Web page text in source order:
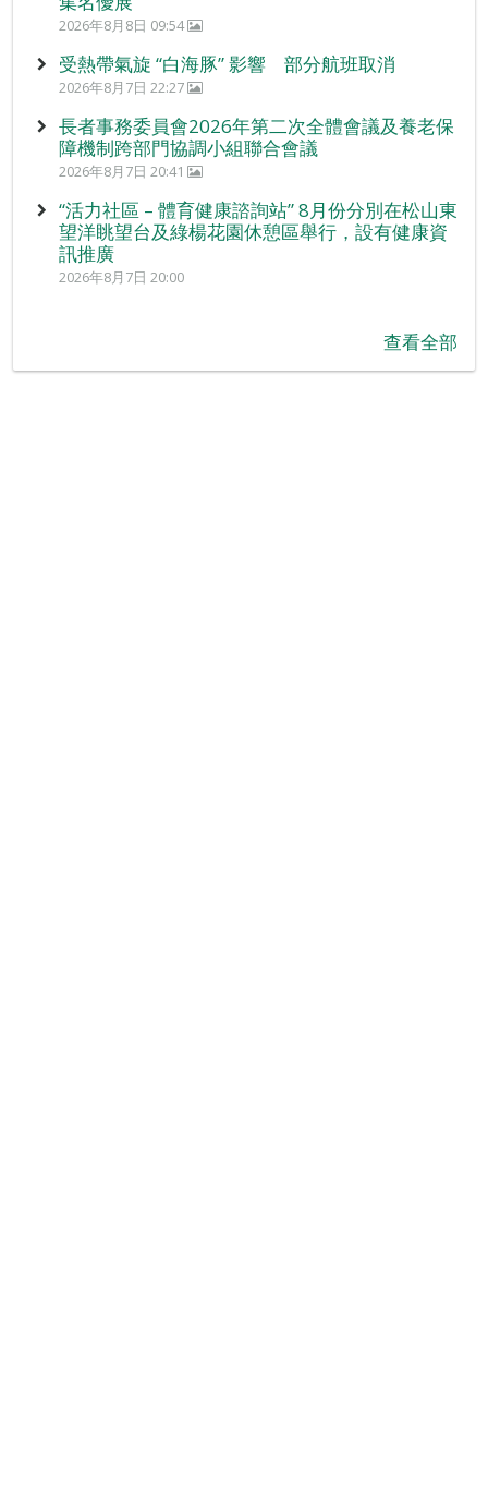
2026年8月8日 09:54
受熱帶氣旋 “白海豚” 影響 部分航班取消
2026年8月7日 22:27
長者事務委員會2026年第二次全體會議及養老保
障機制跨部門協調小組聯合會議
2026年8月7日 20:41
“活力社區 – 體育健康諮詢站” 8月份分別在松山東
望洋眺望台及綠楊花園休憩區舉行，設有健康資
訊推廣
2026年8月7日 20:00
查看全部